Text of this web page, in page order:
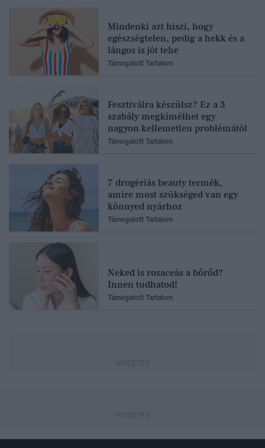
Mindenki azt hiszi, hogy
egészségtelen, pedig a hekk és a
lángos is jót tehe
Támogatott Tartalom
Fesztiválra készülsz? Ez a 3
szabály megkímélhet egy
nagyon kellemetlen problémától
Támogatott Tartalom
7 drogériás beauty termék,
amire most szükséged van egy
könnyed nyárhoz
Támogatott Tartalom
Neked is rosaceás a bőrőd?
Innen tudhatod!
Támogatott Tartalom